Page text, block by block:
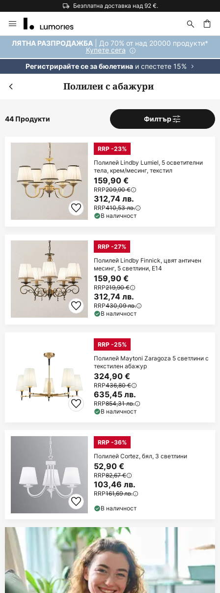
Безплатна доставка над 92 €.
Прескачане
към
съдържанието
ЛЯТНА РАЗПРОДАЖБА | До 70% от над 20000 продукти*
Купете сега
Регистрирайте се за бюлетинаи спестете 15%
Полилеи с абажури
44 Продукти Филтър
RRP -23%
Полилей Lindby Lumiel, 5 осветителни
тела, крем/месинг, текстил
159,90 €
RRP209,90 €
312,74 лв.
RRP410,53 лв.
В наличност
RRP -27%
Полилей Lindby Finnick, цвят античен
месинг, 5 светлини, E14
159,90 €
RRP219,90 €
312,74 лв.
RRP430,09 лв.
В наличност
RRP -25%
Полилей Maytoni Zaragoza 5 светлини с
текстилен абажур
324,90 €
RRP436,80 €
635,45 лв.
RRP854,31 лв.
В наличност
RRP -36%
Полилей Cortez, бял, 3 светлини
52,90 €
RRP82,67 €
103,46 лв.
RRP161,69 лв.
В наличност